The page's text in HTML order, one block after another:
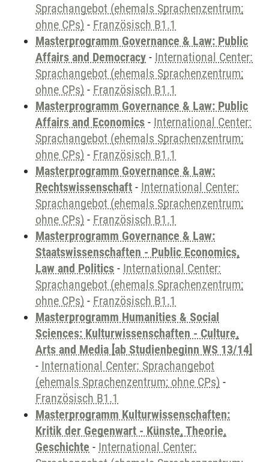
Sprachangebot (ehemals Sprachenzentrum;
ohne CPs) - Französisch B1.1
Masterprogramm Governance & Law: Public
Affairs and Democracy - International Center:
Sprachangebot (ehemals Sprachenzentrum;
ohne CPs) - Französisch B1.1
Masterprogramm Governance & Law: Public
Affairs and Economics - International Center:
Sprachangebot (ehemals Sprachenzentrum;
ohne CPs) - Französisch B1.1
Masterprogramm Governance & Law:
Rechtswissenschaft - International Center:
Sprachangebot (ehemals Sprachenzentrum;
ohne CPs) - Französisch B1.1
Masterprogramm Governance & Law:
Staatswissenschaften - Public Economics,
Law and Politics - International Center:
Sprachangebot (ehemals Sprachenzentrum;
ohne CPs) - Französisch B1.1
Masterprogramm Humanities & Social
Sciences: Kulturwissenschaften - Culture,
Arts and Media [ab Studienbeginn WS 13/14]
- International Center: Sprachangebot
(ehemals Sprachenzentrum; ohne CPs) -
Französisch B1.1
Masterprogramm Kulturwissenschaften:
Kritik der Gegenwart - Künste, Theorie,
Geschichte - International Center: